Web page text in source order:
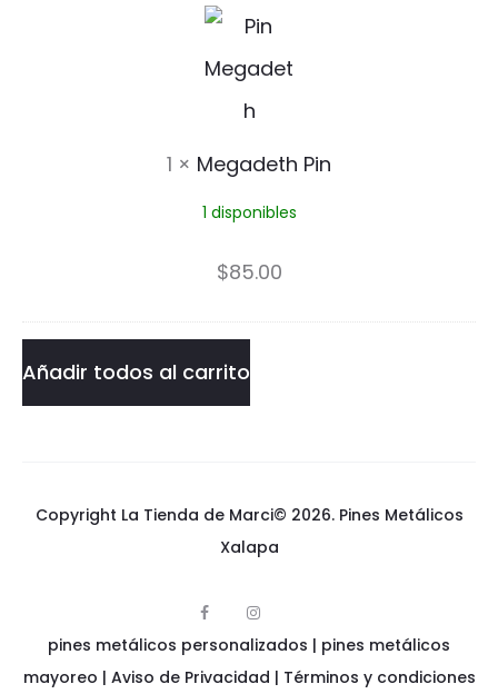
w
i
f
t
-
r
b
a
l
M
e
g
e
t
1 × Megadeth Pin
1 disponibles
$85.00
Añadir todos al carrito
Copyright La Tienda de Marci© 2026.Pines Metálicos
Xalapa
c
b
s
a
i
e
pines metálicos personalizados | pines metálicos
mayoreo | Aviso de Privacidad | Términos y condiciones